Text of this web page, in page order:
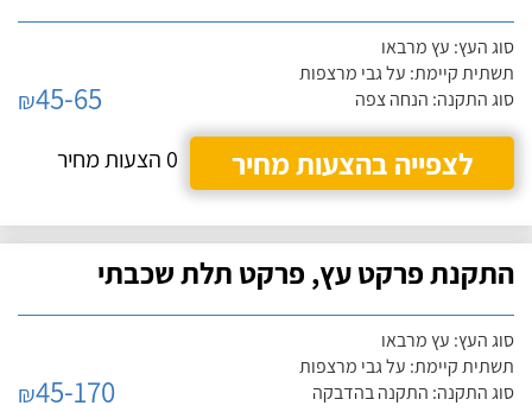
סוג העץ: עץ מרבאו
תשתית קיימת: על גבי מרצפות
סוג התקנה: הנחה צפה
₪45-65
לצפייה בהצעות מחיר
0 הצעות מחיר
התקנת פרקט עץ, פרקט תלת שכבתי
סוג העץ: עץ מרבאו
תשתית קיימת: על גבי מרצפות
סוג התקנה: התקנה בהדבקה
₪45-170